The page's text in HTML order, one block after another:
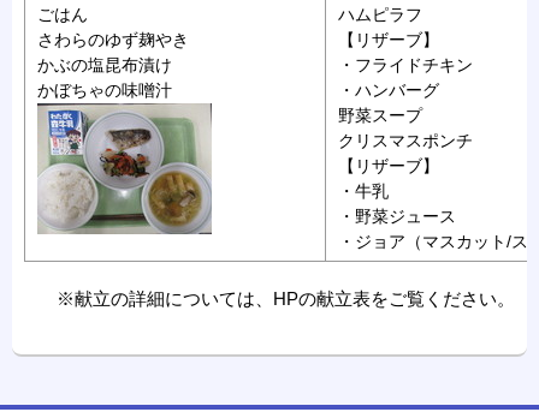
ごはん
さわらのゆず麹やき
かぶの塩昆布漬け
かぼちゃの味噌汁
ハムピラフ
【リザーブ】
・フライドチキン
・ハンバーグ
野菜スープ
クリスマスポンチ
【リザーブ】
・牛乳
・野菜ジュース
・ジョア（マスカット/ス
※献立の詳細については、HPの献立表をご覧ください。